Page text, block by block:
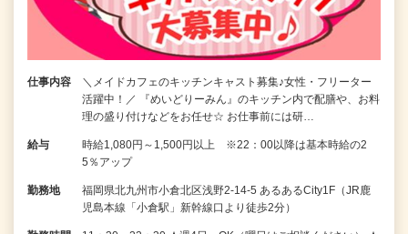
仕事内容
＼メイドカフェのキッチンキャスト募集♪女性・フリーター
活躍中！／ 『めいどりーみん』のキッチン内で配膳や、お料
理の盛り付けなどをお任せ☆ お仕事前には研…
給与
時給1,080円～1,500円以上 ※22：00以降は基本時給の2
5％アップ
勤務地
福岡県北九州市小倉北区浅野2-14-5 あるあるCity1F（JR鹿
児島本線「小倉駅」新幹線口より徒歩2分）